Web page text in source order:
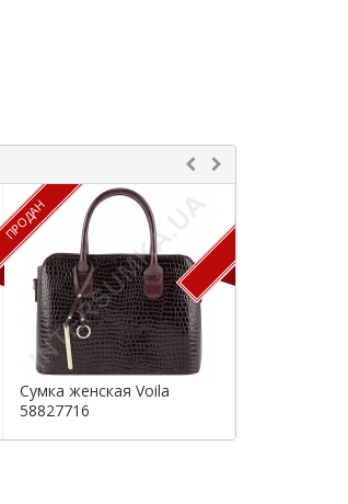
ПРОДАН
Сумка женская Voila
58827716
ПРОДАН